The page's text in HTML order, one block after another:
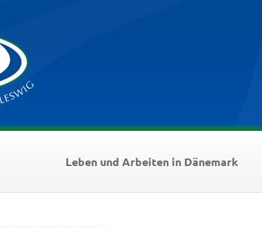
Leben und Arbeiten in Dänemark